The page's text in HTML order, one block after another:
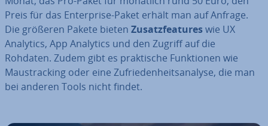
Preis für das En­ter­pri­se-Paket erhält man auf Anfrage.
Die größeren Pakete bieten Zu­satz­fea­tureswie UX
Analytics, App Analytics und den Zugriff auf die
Rohdaten. Zudem gibt es prak­ti­sche Funk­tio­nen wie
Maus­track­ing oder eine Zu­frie­den­heits­ana­ly­se, die man
bei anderen Tools nicht findet.